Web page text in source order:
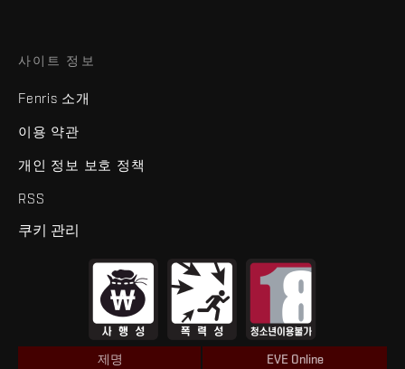
사이트 정보
Fenris 소개
이용 약관
개인 정보 보호 정책
RSS
쿠키 관리
제명 EVE Online